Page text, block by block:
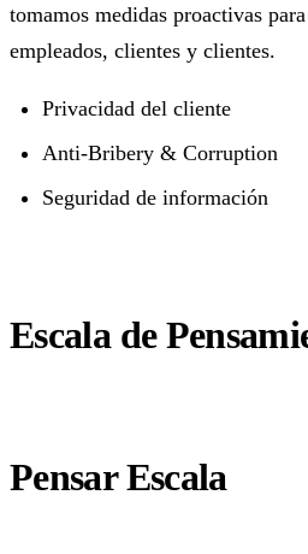
tomamos medidas proactivas
empleados, clientes y clientes.
Privacidad del cliente
Anti-Bribery & Corruption
Seguridad de información
Escala de
Pensar Escala